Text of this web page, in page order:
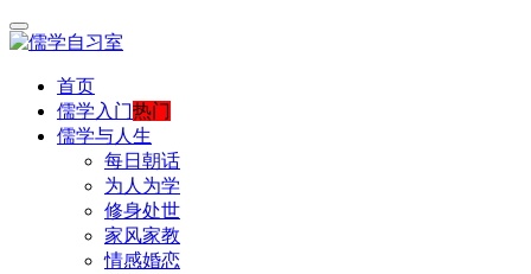
首页
儒学入门热门
儒学与人生
每日朝话
为人为学
修身处世
家风家教
情感婚恋